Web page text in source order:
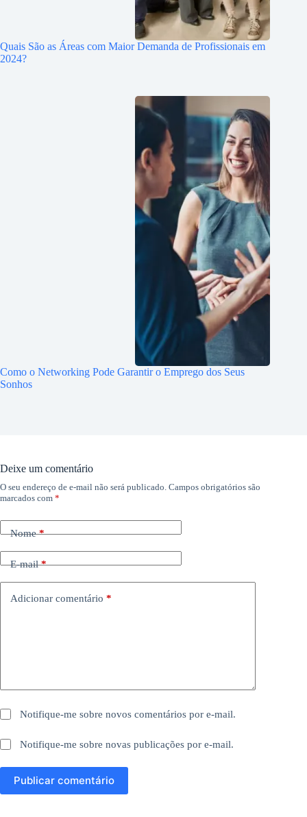
Quais São as Áreas com Maior Demanda de Profissionais em
2024?
Como o Networking Pode Garantir o Emprego dos Seus
Sonhos
Deixe um comentário
O seu endereço de e-mail não será publicado. Campos obrigatórios são
marcados com *
Nome*
E-mail*
Adicionar comentário *
Notifique-me sobre novos comentários por e-mail.
Notifique-me sobre novas publicações por e-mail.
Publicar comentário